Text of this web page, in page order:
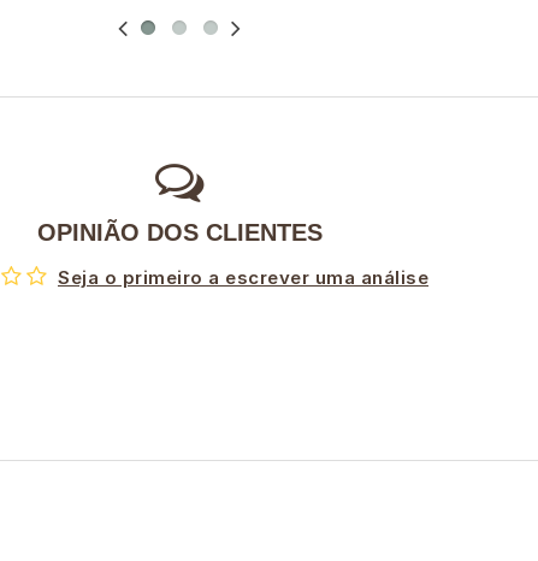
OPINIÃO DOS CLIENTES
Seja o primeiro a escrever uma análise